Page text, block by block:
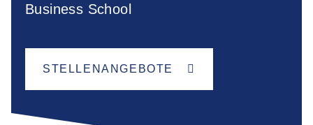
Business School
STELLENANGEBOTE